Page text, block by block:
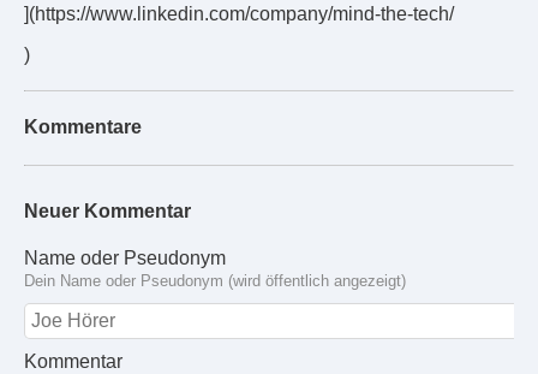
](https://www.linkedin.com/company/mind-the-tech/
)
Kommentare
Neuer Kommentar
Name oder Pseudonym
Dein Name oder Pseudonym (wird öffentlich angezeigt)
Kommentar